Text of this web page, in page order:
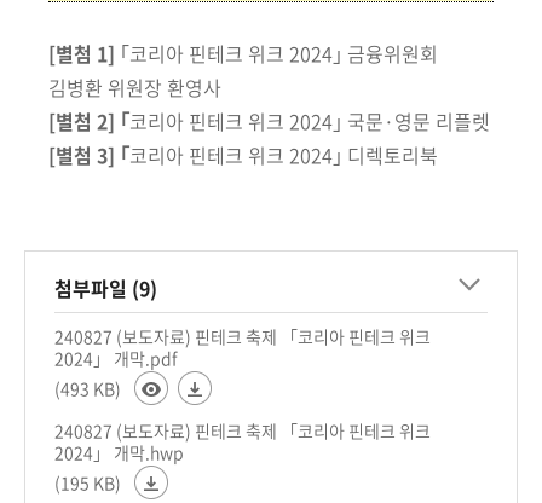
[별첨 1] ｢코리아 핀테크 위크 2024｣ 금융위원회
김병환 위원장 환영사
[별첨 2] ｢코리아 핀테크 위크 2024｣ 국문·영문 리플렛
[별첨 3] ｢코리아 핀테크 위크 2024｣ 디렉토리북
첨부파일 (9)
240827 (보도자료) 핀테크 축제 「코리아 핀테크 위크
2024」 개막.pdf
(493 KB)
240827 (보도자료) 핀테크 축제 「코리아 핀테크 위크
2024」 개막.hwp
(195 KB)